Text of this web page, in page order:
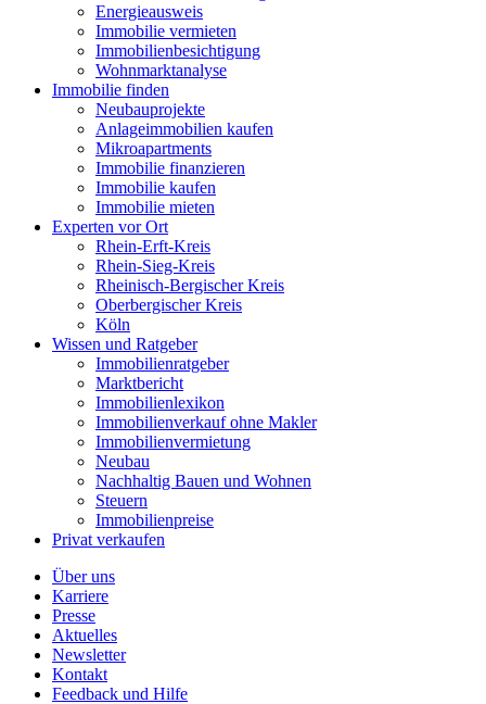
Energieausweis
Immobilie vermieten
Immobilienbesichtigung
Wohnmarktanalyse
Immobilie finden
Neubauprojekte
Anlageimmobilien kaufen
Mikroapartments
Immobilie finanzieren
Immobilie kaufen
Immobilie mieten
Experten vor Ort
Rhein-Erft-Kreis
Rhein-Sieg-Kreis
Rheinisch-Bergischer Kreis
Oberbergischer Kreis
Köln
Wissen und Ratgeber
Immobilienratgeber
Marktbericht
Immobilienlexikon
Immobilienverkauf ohne Makler
Immobilienvermietung
Neubau
Nachhaltig Bauen und Wohnen
Steuern
Immobilienpreise
Privat verkaufen
Über uns
Karriere
Presse
Aktuelles
Newsletter
Kontakt
Feedback und Hilfe